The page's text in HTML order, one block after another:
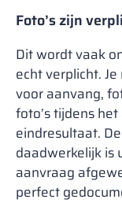
Foto’s zijn
Dit wordt vaak
echt verplicht.
voor aanvang,
foto’s tijdens
eindresultaat.
daadwerkelijk is
aanvraag
perfect